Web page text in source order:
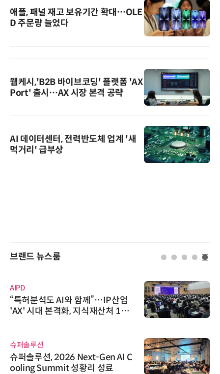
애플, 패널 재고 보유기간 확대…OLE
D 주문량 늘었다
웹케시,'B2B 바이브코딩' 플랫폼 'AX
Port' 출시…AX 시장 본격 공략
AI 데이터센터, 전력반도체 업계 '새
먹거리' 급부상
브랜드 뉴스룸
시놀로지, SK네트웍스서비스와 영
상 보안 카메라 국내 독점 판매 파
와이즈스톤, 에이데이타 'SCV 기반
수집 데이터'에 DQ인증 최고 등급